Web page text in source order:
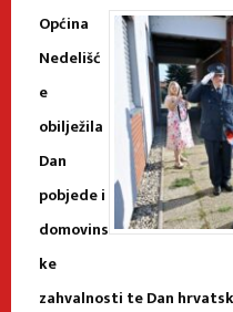
Općina
Nedelišć
e
obilježila
Dan
pobjede i
domovins
ke
zahvalnosti te Dan